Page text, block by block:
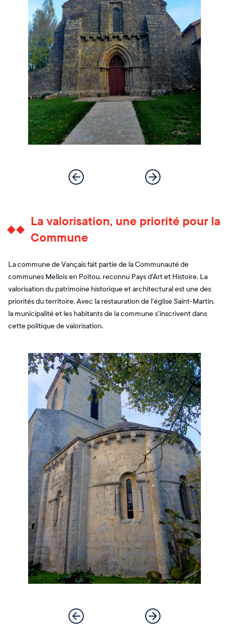
La valorisation, une priorité pour la
Commune
La commune de Vançais fait partie de la Communauté de
communes Mellois en Poitou, reconnu Pays d'Art et Histoire. La
valorisation du patrimoine historique et architectural est une des
priorités du territoire. Avec la restauration de l'église Saint-Martin,
la municipalité et les habitants de la commune s'inscrivent dans
cette politique de valorisation.